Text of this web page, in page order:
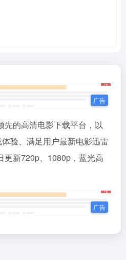
先的高清电影下载平台，以
验、满足用户最新电影迅雷
更新720p、1080p，蓝光高